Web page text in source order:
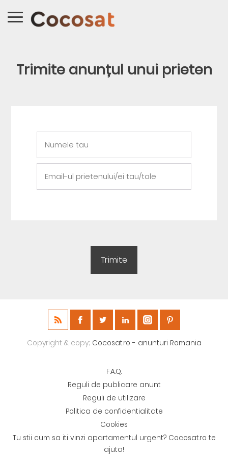
Trimite anunțul unui prieten
Copyright & copy; Cocosat.ro - anunturi Romania
F.A.Q.
Reguli de publicare anunt
Reguli de utilizare
Politica de confidentialitate
Cookies
Tu stii cum sa iti vinzi apartamentul urgent? Cocosat.ro te
ajuta!